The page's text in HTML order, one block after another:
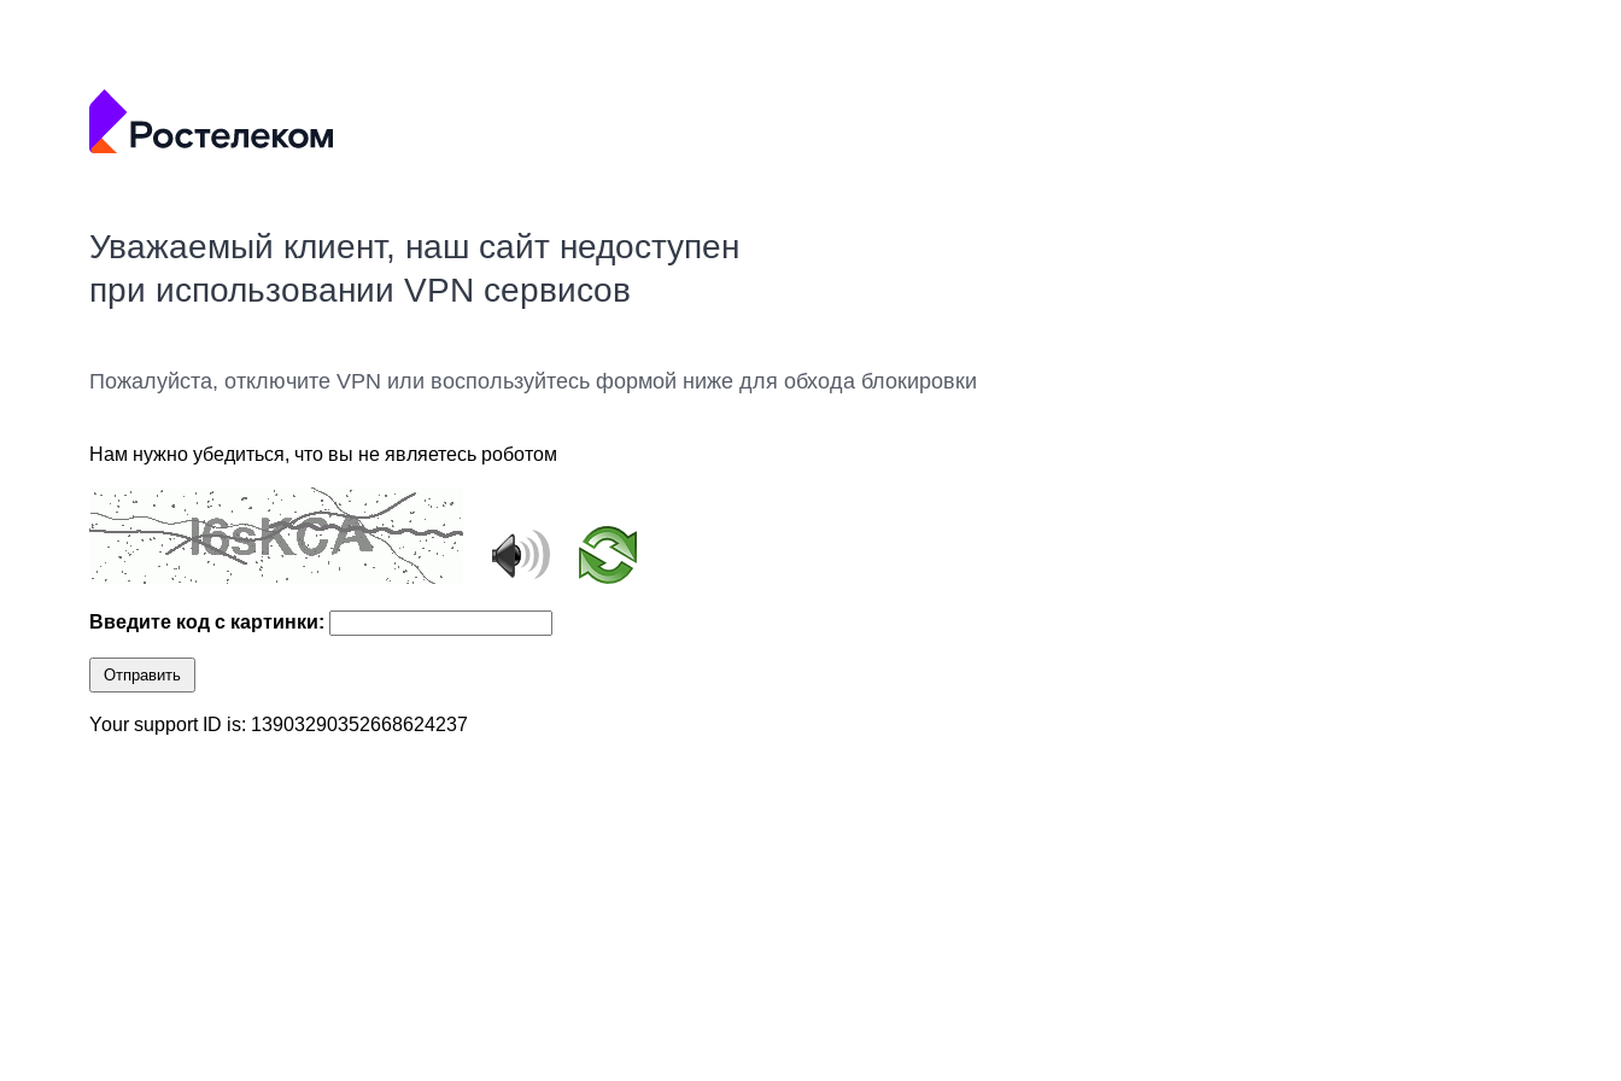
Уважаемый клиент, наш сайт недоступен
при использовании VPN сервисов
Пожалуйста, отключите VPN или воспользуйтесь формой ниже для обхода блокировки
Нам нужно убедиться, что вы не являетесь роботом
Введите код с картинки:
Отправить
Your support ID is: 13903290352668624237